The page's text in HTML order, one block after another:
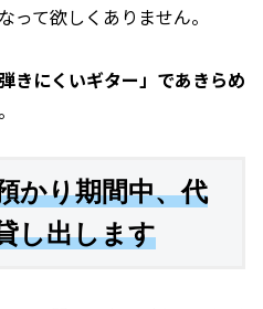
って欲しくありません。
弾きにくいギター」であきらめ
かり期間中、代
し出します